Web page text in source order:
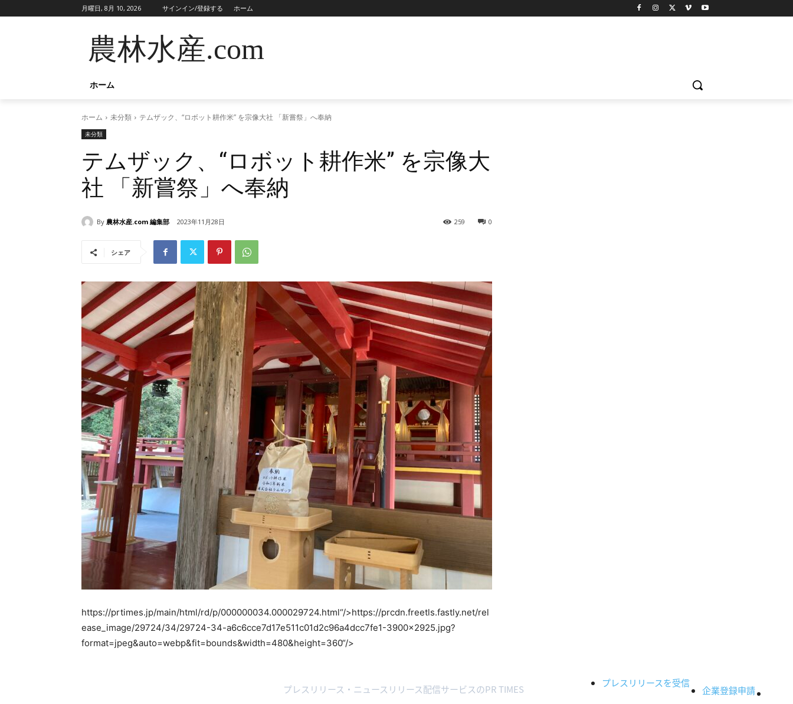
月曜日, 8月 10, 2026 サインイン/登録する ホーム
農林水産.com
ホーム
ホーム 未分類 テムザック、“ロボット耕作米” を宗像大社 「新嘗祭」へ奉納
未分類
テムザック、“ロボット耕作米” を宗像大
社 「新嘗祭」へ奉納
By 農林水産.com 編集部 2023年11月28日 0
259
シェア
https://prtimes.jp/main/html/rd/p/000000034.000029724.html“/>https://prcdn.freetls.fastly.net/rel
ease_image/29724/34/29724-34-a6c6cce7d17e511c01d2c96a4dcc7fe1-3900×2925.jpg?
format=jpeg&auto=webp&fit=bounds&width=480&height=360“/>
プレスリリース・ニュースリリース配信サービスのPR TIMES プレスリリースを受信
企業登録申請